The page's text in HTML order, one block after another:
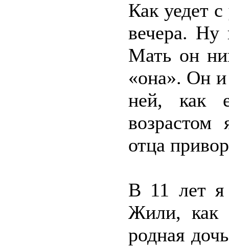
Как уедет
вечера. Ну
Мать он
«она». Он
ней, как
отца
В 11 лет я
Жили, как
родная